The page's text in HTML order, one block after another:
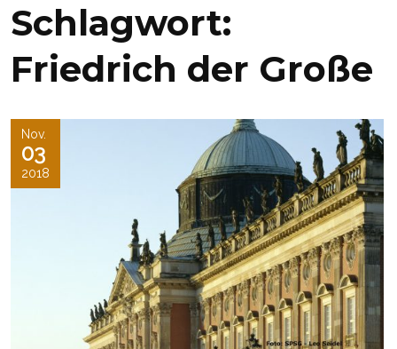
Schlagwort:
Friedrich der Große
Nov.
03
2018